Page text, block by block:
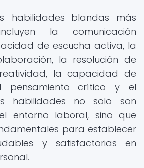
habilidades blandas más
la comunicación
de escucha activa, la
la resolución de
la capacidad de
pensamiento crítico y el
habilidades no solo son
entorno laboral, sino que
para establecer
y satisfactorias en